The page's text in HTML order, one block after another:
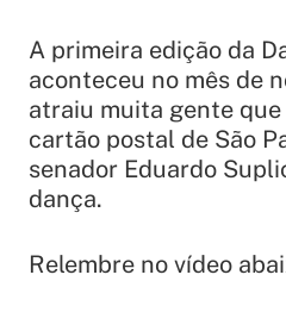
A primeira edição da
aconteceu no mês de
atraiu muita gente que
cartão postal de São
senador Eduardo
dança.
Relembre no vídeo